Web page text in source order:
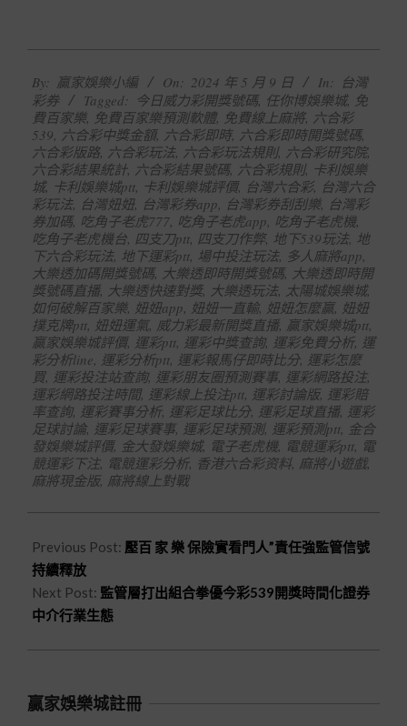
05-
09
By: 贏家娛樂小編 On: 2024 年 5 月 9 日 In: 台灣
彩券
Tagged: 今日威力彩開獎號碼, 任你博娛樂城, 免
費百家樂, 免費百家樂預測軟體, 免費線上麻將, 六合彩
539, 六合彩中獎金額, 六合彩即時, 六合彩即時開獎號碼,
六合彩版路, 六合彩玩法, 六合彩玩法規則, 六合彩研究院,
六合彩結果統計, 六合彩結果號碼, 六合彩規則, 卡利娛樂
城, 卡利娛樂城ptt, 卡利娛樂城評價, 台灣六合彩, 台灣六合
彩玩法, 台灣妞妞, 台灣彩券app, 台灣彩券刮刮樂, 台灣彩
券加碼, 吃角子老虎777, 吃角子老虎app, 吃角子老虎機,
吃角子老虎機台, 四支刀ptt, 四支刀作弊, 地下539玩法, 地
下六合彩玩法, 地下運彩ptt, 場中投注玩法, 多人麻將app,
大樂透加碼開獎號碼, 大樂透即時開獎號碼, 大樂透即時開
獎號碼直播, 大樂透快速對獎, 大樂透玩法, 太陽城娛樂城,
如何破解百家樂, 妞妞app, 妞妞一直輸, 妞妞怎麼贏, 妞妞
撲克牌ptt, 妞妞運氣, 威力彩最新開獎直播, 贏家娛樂城ptt,
贏家娛樂城評價, 運彩ptt, 運彩中獎查詢, 運彩免費分析, 運
彩分析line, 運彩分析ptt, 運彩報馬仔即時比分, 運彩怎麼
買, 運彩投注站查詢, 運彩朋友圈預測賽事, 運彩網路投注,
運彩網路投注時間, 運彩線上投注ptt, 運彩討論版, 運彩賠
率查詢, 運彩賽事分析, 運彩足球比分, 運彩足球直播, 運彩
足球討論, 運彩足球賽事, 運彩足球預測, 運彩預測ptt, 金合
發娛樂城評價, 金大發娛樂城, 電子老虎機, 電競運彩ptt, 電
競運彩下注, 電競運彩分析, 香港六合彩资料, 麻將小遊戲,
麻將現金版, 麻將線上對戰
Previous Post: 壓百 家 樂 保險實看門人”責任強監管信號
持續釋放
Next Post: 監管層打出組合拳優今彩539開獎時間化證券
中介行業生態
贏家娛樂城註冊